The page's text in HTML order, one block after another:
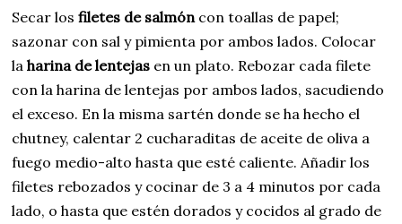
Secar losfiletes de salmón con toallas de papel;
sazonar con sal y pimienta por ambos lados. Colocar
laharina de lentejas en un plato. Rebozar cada filete
con la harina de lentejas por ambos lados, sacudiendo
el exceso. En la misma sartén donde se ha hecho el
chutney, calentar 2 cucharaditas de aceite de oliva a
fuego medio-alto hasta que esté caliente. Añadir los
filetes rebozados y cocinar de 3 a 4 minutos por cada
lado, o hasta que estén dorados y cocidos al grado de